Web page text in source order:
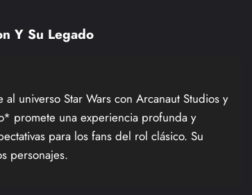
Y Su Legado
al universo Star Wars con Arcanaut Studios y
promete una experiencia profunda y
para los fans del rol clásico. Su
personajes.